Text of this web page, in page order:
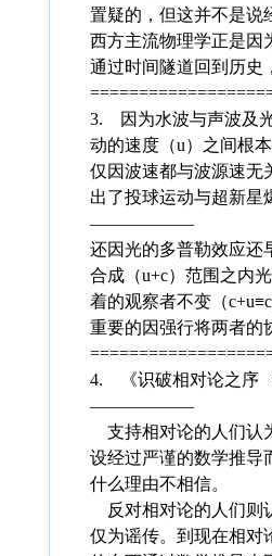
置疑的，但这并不是说
西方主流物理学正是因
通过时间隧道回到历
3. 因为水波与声波及
动的速度（u）之间根
仅因波速都与波源速无
出了投球运动与超新星
——————
还因光的多普勒效应还
合成（u+c）范围之内
着的观察者不变（
重要的因强行将两者的
4. 《识破相对论之序
——————
支持相对论的人们认
设经过严谨的数学推导
什么理由不相信。
反对相对论的人们则
仅为谣传。到现在相对